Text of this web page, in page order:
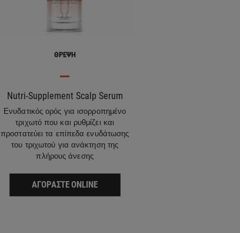
ΘΡΈΨΗ
Nutri-Supplement Scalp Serum
Ενυδατικός ορός για ισορροπημένο
τριχωτό ​που και ρυθμίζει και
προστατεύει τα επίπεδα ενυδάτωσης
του τριχωτού για ανάκτηση της
πλήρους άνεσης
ΑΓΟΡΆΣΤΕ ONLINE